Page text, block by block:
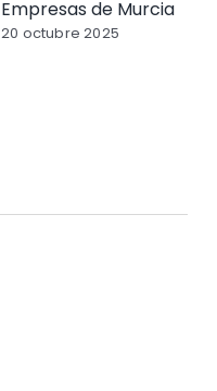
Empresas de Murcia
20 octubre 2025